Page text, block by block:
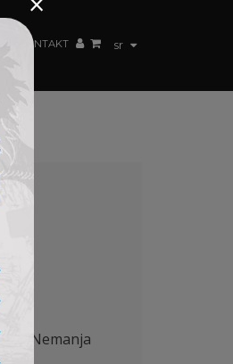
sr
KONTAKT
Nemanja